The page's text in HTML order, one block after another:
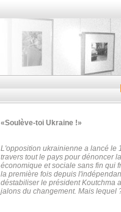
«Soulève-toi Ukraine !»
L'opposition ukrainienne a lancé le
travers tout le pays pour dénoncer
économique et sociale sans fin qui
la première fois depuis
déstabiliser le président Koutchma
jalons du changement. Mais lequel